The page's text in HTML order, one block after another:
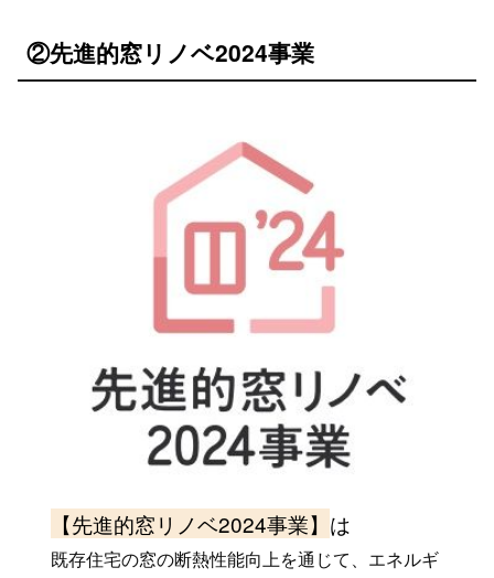
②先進的窓リノベ2024事業
【先進的窓リノベ2024事業】 は
既存住宅の窓の断熱性能向上を通じて、エネルギ